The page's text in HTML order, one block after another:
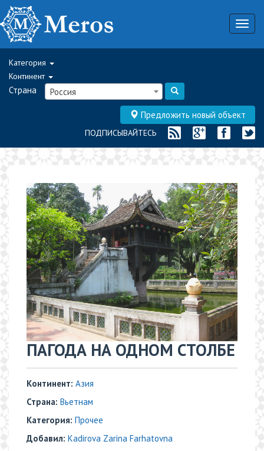
Категория
Континент
Страна Россия
Предложить новый объект
ПОДПИСЫВАЙТЕСЬ
ПАГОДА НА ОДНОМ СТОЛБЕ
Континент: Азия
Страна: Вьетнам
Категория: Прочее
Добавил: Kadirova Zarina Farhatovna